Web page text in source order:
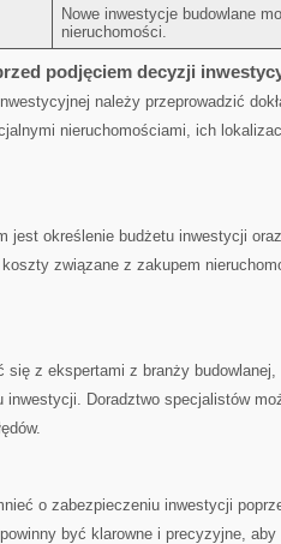
Nowe⁤ inwestycje​ budowlane
nieruchomości.
podjęciem decyzji
należy przeprowadzić
nieruchomościami, ich
jest określenie budżetu inwestycji
związane z zakupem
się z ekspertami z branży
inwestycji. Doradztwo specjalistów‍
‍o zabezpieczeniu inwestycji
być klarowne i precyzyjne,